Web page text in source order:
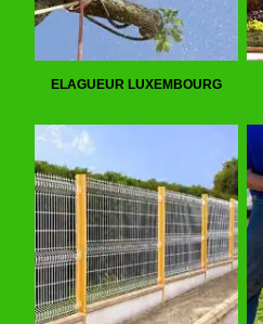
ELAGUEUR LUXEMBOURG